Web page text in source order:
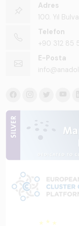
Adres
100. Yıl
Telefon
+90 312 85
E-Posta